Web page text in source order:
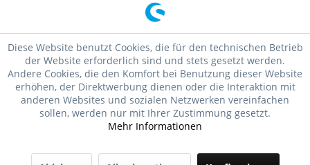
Diese Website benutzt Cookies, die für den technischen Betrieb
der Website erforderlich sind und stets gesetzt werden.
Andere Cookies, die den Komfort bei Benutzung dieser Website
erhöhen, der Direktwerbung dienen oder die Interaktion mit
anderen Websites und sozialen Netzwerken vereinfachen
sollen, werden nur mit Ihrer Zustimmung gesetzt.
Mehr Informationen